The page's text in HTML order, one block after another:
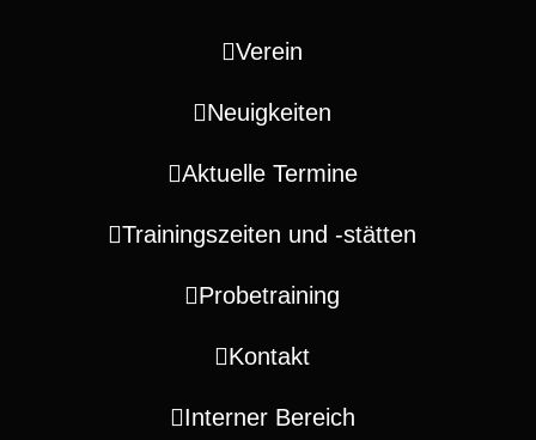
Verein
Neuigkeiten
Aktuelle Termine
Trainingszeiten und ‑stätten
Probetraining
Kontakt
Interner Bereich